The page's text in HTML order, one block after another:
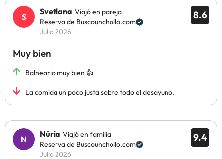
8.6
Svetlana Viajó en pareja
Reserva de Buscounchollo.com
Julio 2026
Muy bien
Balneario muy bien 👍
La comida un poco justa sobre todo el desayuno.
9.4
Núria Viajó en familia
Reserva de Buscounchollo.com
Julio 2026